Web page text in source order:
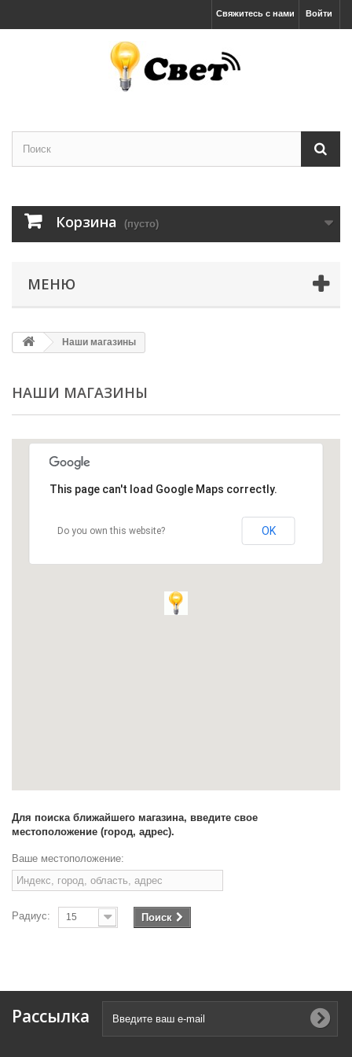
Войти
Свяжитесь с нами
Корзина (пусто)
МЕНЮ
Наши магазины
НАШИ МАГАЗИНЫ
This page can't load Google Maps correctly.
Do you own this website? OK
Для поиска ближайшего магазина, введите свое
местоположение (город, адрес).
Ваше местоположение:
Радиус: 15 Поиск
Рассылка